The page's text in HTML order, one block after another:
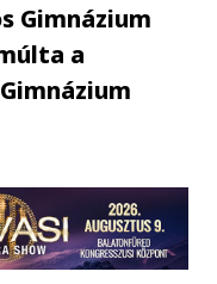
Gimnázium
a